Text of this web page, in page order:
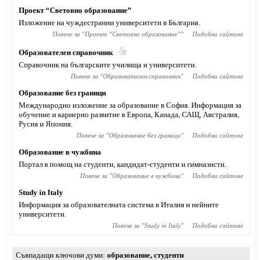
Проект “Световно образование”
Изложение на чуждестранни университети в България.
Повече за "Проект “Световно образование”" Подобни сайтове
Образователен справочник
Справочник на българските училища и университети.
Повече за "Образователен справочник" Подобни сайтове
Образование без граници
Международно изложение за образование в София. Информация за
обучение и кариерно развитие в Европа, Канада, САЩ, Австралия,
Русия и Япония.
Повече за "Образование без граници" Подобни сайтове
Образование в чужбина
Портал в помощ на студенти, кандидат-студенти и гимназисти.
Повече за "Образование в чужбина" Подобни сайтове
Study in Italy
Информация за образователната система в Италия и нейните
университети.
Повече за "Study in Italy" Подобни сайтове
Съвпадащи ключови думи образование, студенти